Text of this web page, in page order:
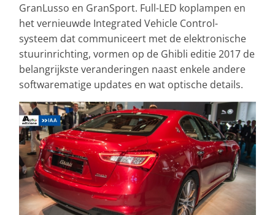
GranLusso en GranSport. Full-LED koplampen en
het vernieuwde Integrated Vehicle Control-
systeem dat communiceert met de elektronische
stuurinrichting, vormen op de Ghibli editie 2017 de
belangrijkste veranderingen naast enkele andere
softwarematige updates en wat optische details.